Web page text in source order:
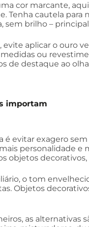
cor marcante,
Tenha cautela para
sem brilho –
evite aplicar o ouro
ou
de destaque ao
importam
é evitar exagero
personalidade e
objetos decorativos,
o tom
Objetos
as alternativas